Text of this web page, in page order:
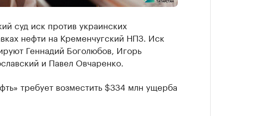
суд иск против украинских
нефти на Кременчугский НПЗ. Иск
Геннадий Боголюбов, Игорь
и Павел Овчаренко.
требует возместить $334 млн ущерба